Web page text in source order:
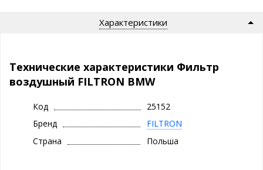
Характеристики
Технические характеристики Фильтр
воздушный FILTRON BMW
Код
25152
Бренд
FILTRON
Страна
Польша